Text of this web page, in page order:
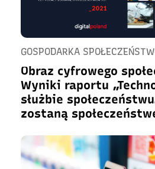
GOSPODARKA
Obraz cyfrowego
Wyniki raportu
służbie
zostaną